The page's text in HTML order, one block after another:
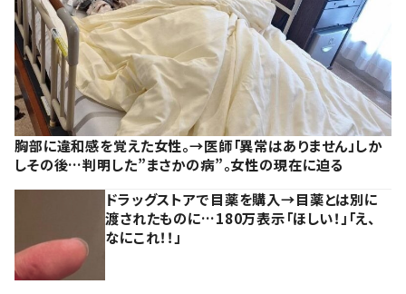
胸部に違和感を覚えた女性。→医師「異常はありません」しか
しその後…判明した”まさかの病”。女性の現在に迫る
ドラッグストアで目薬を購入→目薬とは別に
渡されたものに…180万表示「ほしい！」「え、
なにこれ！！」